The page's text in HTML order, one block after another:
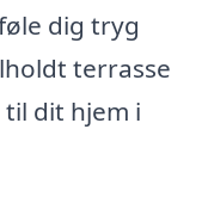
dig tryg
terrasse
dit hjem i